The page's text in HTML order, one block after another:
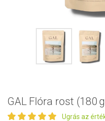
GAL Flóra rost (180
Ugrás az